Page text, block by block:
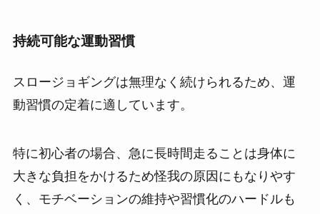
持続可能な運動習慣
スロージョギングは無理なく続けられるため、運
動習慣の定着に適しています。
特に初心者の場合、急に長時間走ることは身体に
大きな負担をかけるため怪我の原因にもなりやす
く、モチベーションの維持や習慣化のハードルも